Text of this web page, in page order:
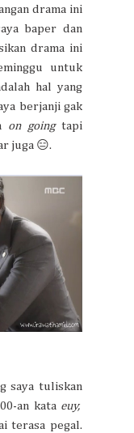
drama ini
baper dan
drama ini
untuk
hal yang
berjanji gak
on goingtapi
juga 😑.
saya tuliskan
an kata euy,
terasa pegal.